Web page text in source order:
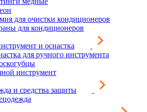
для очистки кондиционеров
для кондиционеров
и оснастка
для ручного инструмента
инструмент
и средства защиты